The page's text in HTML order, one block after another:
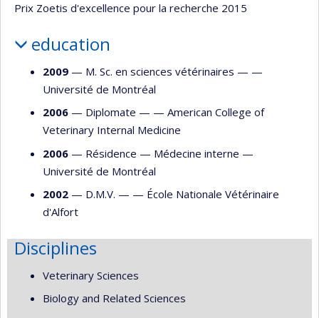
Prix Zoetis d'excellence pour la recherche 2015
education
2009 — M. Sc. en sciences vétérinaires — —
Université de Montréal
2006 — Diplomate — — American College of
Veterinary Internal Medicine
2006 — Résidence — Médecine interne —
Université de Montréal
2002 — D.M.V. — — École Nationale Vétérinaire
d'Alfort
Disciplines
Veterinary Sciences
Biology and Related Sciences